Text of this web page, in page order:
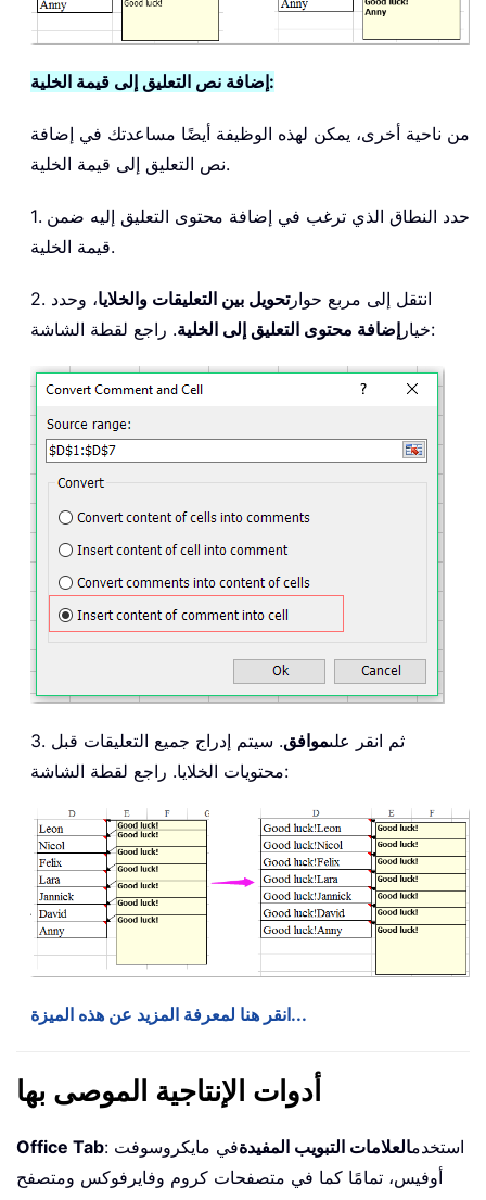
إضافة نص التعليق إلى قيمة الخلية:
من ناحية أخرى، يمكن لهذه الوظيفة أيضًا مساعدتك في إضافة
نص التعليق إلى قيمة الخلية.
1. حدد النطاق الذي ترغب في إضافة محتوى التعليق إليه ضمن
قيمة الخلية.
2. انتقل إلى مربع حوارتحويل بين التعليقات والخلايا، وحدد
خيار إضافة محتوى التعليق إلى الخلية . راجع لقطة الشاشة:
3. ثم انقر علىموافق. سيتم إدراج جميع التعليقات قبل
محتويات الخلايا. راجع لقطة الشاشة:
انقر هنا لمعرفة المزيد عن هذه الميزة...
أدوات الإنتاجية الموصى بها
Office Tab : استخدمالعلامات التبويب المفيدةفي مايكروسوفت
أوفيس، تمامًا كما في متصفحات كروم وفايرفوكس ومتصفح